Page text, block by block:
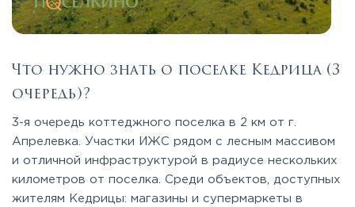
Что нужно знать о поселке Кедрица (3
очередь)?
3-я очередь коттеджного поселка в 2 км от г.
Апрелевка. Участки ИЖС рядом с лесным массивом
и отличной инфраструктурой в радиусе нескольких
километров от поселка. Среди объектов, доступных
жителям Кедрицы: магазины и супермаркеты в